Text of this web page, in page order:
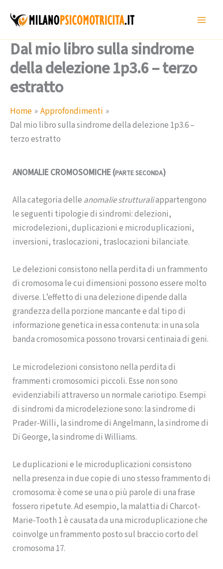
Dal mio libro sulla sindrome
della delezione 1p3.6 – terzo
estratto
Home
Approfondimenti
Dal mio libro sulla sindrome della delezione 1p3.6 –
terzo estratto
ANOMALIE CROMOSOMICHE (PARTE SECONDA)
Alla categoria delle anomalie strutturaliappartengono
le seguenti tipologie di sindromi: delezioni,
microdelezioni, duplicazioni e microduplicazioni,
inversioni, traslocazioni, traslocazioni bilanciate.
Le delezioni consistono nella perdita di un frammento
di cromosoma le cui dimensioni possono essere molto
diverse. L’effetto di una delezione dipende dalla
grandezza della porzione mancante e dal tipo di
informazione genetica in essa contenuta: in una sola
banda cromosomica possono trovarsi centinaia di geni.
Le microdelezioni consistono nella perdita di
frammenti cromosomici piccoli. Esse non sono
evidenziabili attraverso un normale cariotipo. Esempi
di sindromi da microdelezione sono: la sindrome di
Prader-Willi, la sindrome di Angelmann, la sindrome di
Di George, la sindrome di Williams.
Le duplicazioni e le microduplicazioni consistono
nella presenza in due copie di uno stesso frammento di
cromosoma: è come se una o più parole di una frase
fossero ripetute. Ad esempio, la malattia di Charcot-
Marie-Tooth 1 è causata da una microduplicazione che
coinvolge un frammento posto sul braccio corto del
cromosoma 17.